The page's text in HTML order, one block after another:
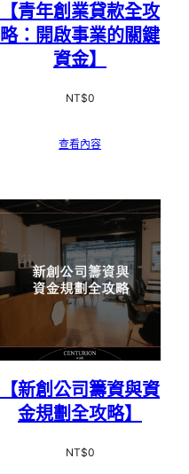
【青年創業貸款全攻
略：開啟事業的關鍵
資金】
NT$0
查看內容
【新創公司籌資與資
金規劃全攻略】
NT$0